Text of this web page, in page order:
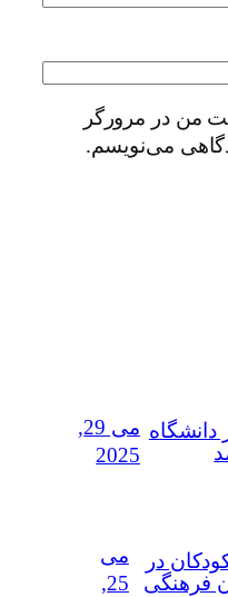
من در مرورگر
می‌نویسم.
دانشگاه
می 29,
2025
در
فرهنگی
می
25,